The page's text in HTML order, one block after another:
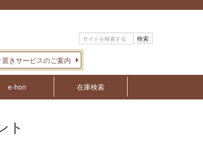
検索
置きサービスのご案内
e-hon 在庫検索
ト